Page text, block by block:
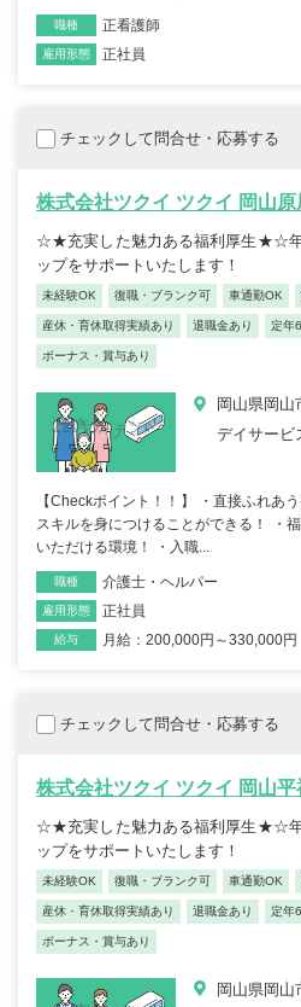
職種 正看護師
雇用形態 正社員
チェックして問合せ・応募する
株式会社ツクイ ツクイ 岡山原
☆★充実した魅力ある福利厚生★☆年
ップをサポートいたします！
未経験OK 復職・ブランク可 車通勤OK
産休・育休取得実績あり 退職金あり 定年
ボーナス・賞与あり
岡山県岡山
デイサービ
【Checkポイント！！】 ・直接ふれあ
スキルを身につけることができる！ ・
いただける環境！ ・入職...
職種 介護士・ヘルパー
雇用形態 正社員
給与 月給：200,000円～330,000円
チェックして問合せ・応募する
株式会社ツクイ ツクイ 岡山平
☆★充実した魅力ある福利厚生★☆年
ップをサポートいたします！
未経験OK 復職・ブランク可 車通勤OK
産休・育休取得実績あり 退職金あり 定年
ボーナス・賞与あり
岡山県岡山